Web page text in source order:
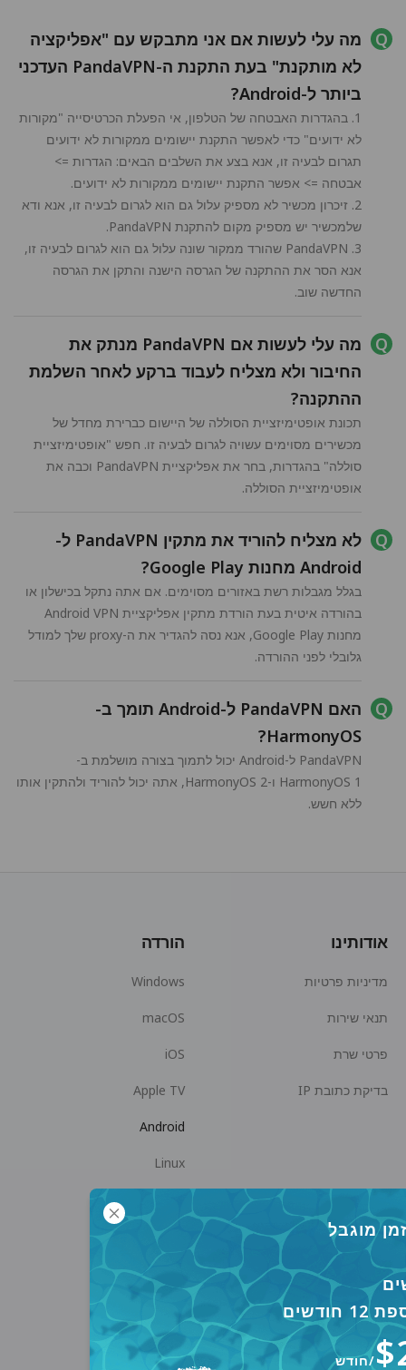
מה עלי לעשות אם אני מתבקש עם "אפליקציה
לא מותקנת" בעת התקנת ה-PandaVPN העדכני
ביותר ל-Android?
1. בהגדרות האבטחה של הטלפון, אי הפעלת הכרטיסייה "מקורות
לא ידועים" כדי לאפשר התקנת יישומים ממקורות לא ידועים
תגרום לבעיה זו, אנא בצע את השלבים הבאים: הגדרות =>
אבטחה => אפשר התקנת יישומים ממקורות לא ידועים.
2. זיכרון מכשיר לא מספיק עלול גם הוא לגרום לבעיה זו, אנא ודא
שלמכשיר יש מספיק מקום להתקנת PandaVPN.
3. PandaVPN שהורד ממקור שונה עלול גם הוא לגרום לבעיה זו,
אנא הסר את ההתקנה של הגרסה הישנה והתקן את הגרסה
החדשה שוב.
מה עלי לעשות אם PandaVPN מנתק את
החיבור ולא מצליח לעבוד ברקע לאחר השלמת
ההתקנה?
תכונת אופטימיזציית הסוללה של היישום כברירת מחדל של
מכשירים מסוימים עשויה לגרום לבעיה זו. חפש "אופטימיזציית
סוללה" בהגדרות, בחר את אפליקציית PandaVPN וכבה את
אופטימיזציית הסוללה.
לא מצליח להוריד את מתקין PandaVPN ל-
Android מחנות Google Play?
בגלל מגבלות רשת באזורים מסוימים. אם אתה נתקל בכישלון או
בהורדה איטית בעת הורדת מתקין אפליקציית Android VPN
מחנות Google Play, אנא נסה להגדיר את ה-proxy שלך למודל
גלובלי לפני ההורדה.
האם PandaVPN ל-Android תומך ב-
HarmonyOS?
PandaVPN ל-Android יכול לתמוך בצורה מושלמת ב-
HarmonyOS 1 ו-HarmonyOS 2, אתה יכול להוריד ולהתקין אותו
ללא חשש.
מוגבל
/חודש
אודותינו
מדיניות פרטיות
תנאי שירות
פרטי שרת
בדיקת כתובת IP
הורדה
Windows
macOS
iOS
Apple TV
Android
Linux
מרכז עזרה
panda7x24@gmail.com
שאלות ותשובות
שיתוף פעולה
הפוך לשותף
שיטת תשלום